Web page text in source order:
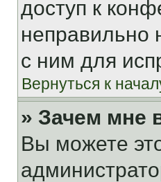
доступ к
неправильно
с ним для
Вернуться к
» Зачем мне
Вы можете